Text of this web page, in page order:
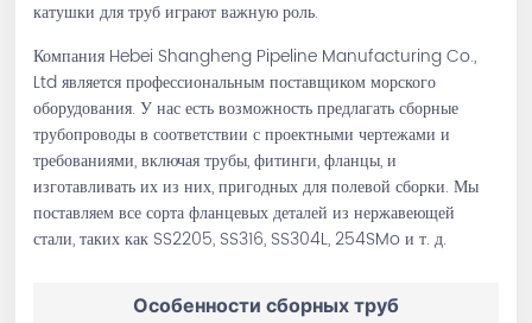
катушки для труб играют важную роль.
Компания Hebei Shangheng Pipeline Manufacturing Co.,
Ltd является профессиональным поставщиком морского
оборудования. У нас есть возможность предлагать сборные
трубопроводы в соответствии с проектными чертежами и
требованиями, включая трубы, фитинги, фланцы, и
изготавливать их из них, пригодных для полевой сборки. Мы
поставляем все сорта фланцевых деталей из нержавеющей
стали, таких как SS2205, SS316, SS304L, 254SMo и т. д.
Особенности сборных труб